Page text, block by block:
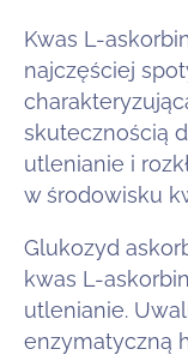
Kwas L-
najczęściej
skutecznością
utlenianie i
w środowisku
Glukozyd
kwas L-
utlenianie.
enzymatyczną